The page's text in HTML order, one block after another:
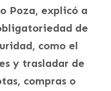
Poza, explicó a
de
como el
y trasladar de
compras o